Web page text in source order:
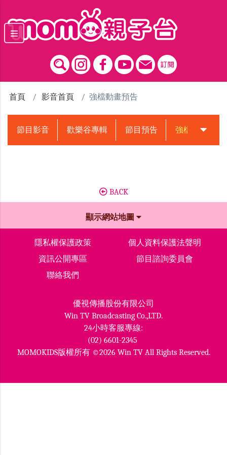
首頁 影音首頁 強檔動畫預告
節目影音 歡樂谷專輯 節目預告 強檔動畫預告
BACK
顯示網站地圖
隱私權保護政策
個人資料保護法聲明
資訊公開專區
節目諮詢委員會
聯絡我們
優視傳播股份有限公司
Win TV Broadcasting Co.,LTD.
24小時客服專線:
(02) 6601-2345
MOMOKIDS版權所有 ©2026 Win TV All Rights Reserved.